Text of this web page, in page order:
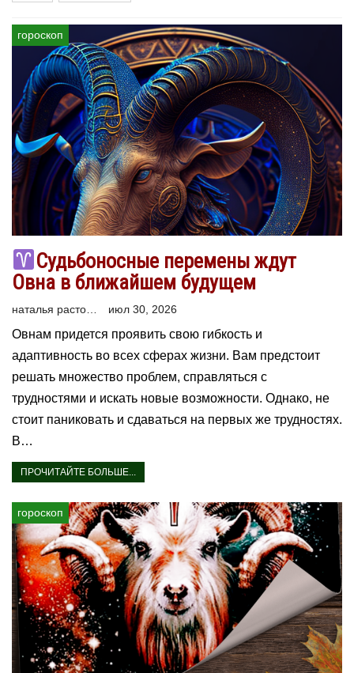
гороскоп
Судьбоносные перемены ждут
Овна в ближайшем будущем
июл 30, 2026
Овнам придется проявить свою гибкость и
адаптивность во всех сферах жизни. Вам предстоит
решать множество проблем, справляться с
трудностями и искать новые возможности. Однако, не
стоит паниковать и сдаваться на первых же трудностях.
В…
ПРОЧИТАЙТЕ БОЛЬШЕ...
гороскоп